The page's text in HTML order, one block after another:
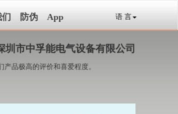
防伪 App 语 言
圳市中孚能电气设备有限公司
品极高的评价和喜爱程度。